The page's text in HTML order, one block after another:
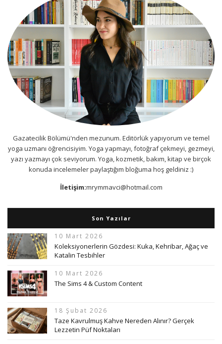
Gazatecilik Bölümü'nden mezunum. Editörlük yapıyorum ve temel
yoga uzmanı öğrencisiyim. Yoga yapmayı, fotoğraf çekmeyi, gezmeyi,
yazı yazmayı çok seviyorum. Yoga, kozmetik, bakım, kitap ve birçok
konuda incelemeler paylaştığım bloğuma hoş geldiniz :)
İletişim:mrymmavci@hotmail.com
Son Yazılar
10 Mart 2026
Koleksiyonerlerin Gözdesi: Kuka, Kehribar, Ağaç ve
Katalin Tesbihler
10 Mart 2026
The Sims 4 & Custom Content
18 Şubat 2026
Taze Kavrulmuş Kahve Nereden Alınır? Gerçek
Lezzetin Püf Noktaları